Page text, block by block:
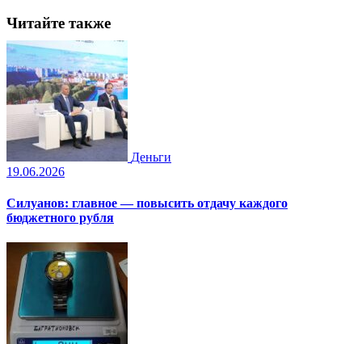
Читайте также
Деньги
19.06.2026
Силуанов: главное — повысить отдачу каждого
бюджетного рубля